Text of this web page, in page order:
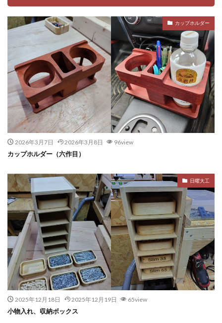
カップホルダー
2026年3月7日 2026年3月8日 96view
カップホルダー（六作目）
日曜大工
2025年12月18日 2025年12月19日 65view
小物入れ、収納ボックス